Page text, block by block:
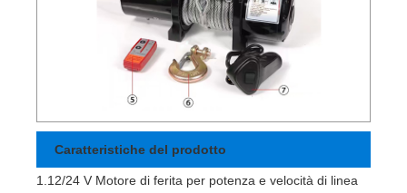
Caratteristiche del prodotto
1.12/24 V Motore di ferita per potenza e velocità di linea